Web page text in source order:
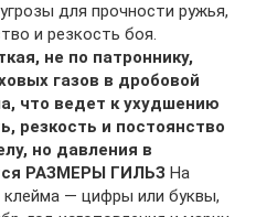
для прочности ружья,
и резкость боя.
не по патроннику,
газов в дробовой
что ведет к ухудшению
резкость и постоянство
но давления в
РАЗМЕРЫ ГИЛЬЗ На
— цифры или буквы,